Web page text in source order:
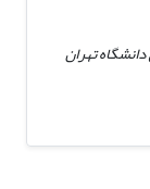
تهران